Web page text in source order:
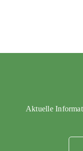
Aktuelle